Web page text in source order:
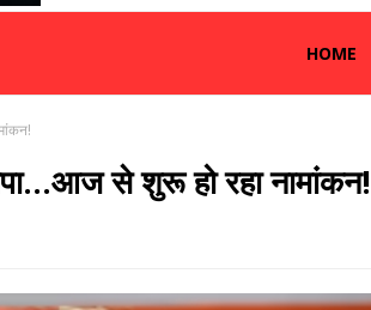
HOME
से शुरू हो रहा नामांकन!